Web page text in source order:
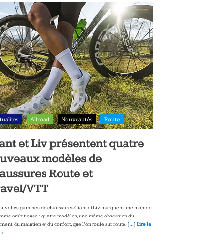
Allroad Nouveautés Route
et Liv présentent quatre
modèles de
Route et
VTT
gammes de chaussures Giant et Liv marquent une montée
ambitieuse : quatre modèles, une même obsession du
du maintien et du confort, que l’on roule sur route, […] Lire la